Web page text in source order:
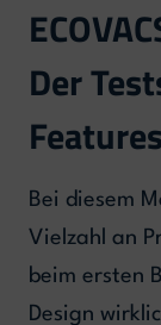
Der
Features
Bei diesem
Vielzahl an
beim ersten
Design